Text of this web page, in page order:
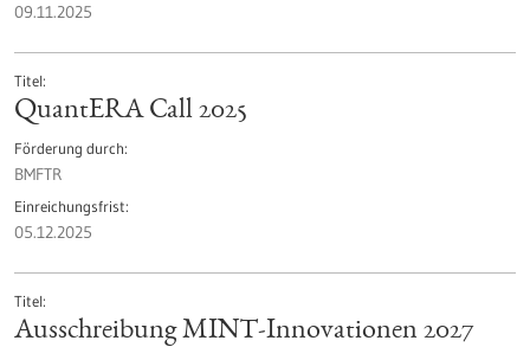
09.11.2025
Titel
QuantERA Call 2025
Förderung durch
BMFTR
Einreichungsfrist
05.12.2025
Titel
Ausschreibung MINT-Innovationen 2027